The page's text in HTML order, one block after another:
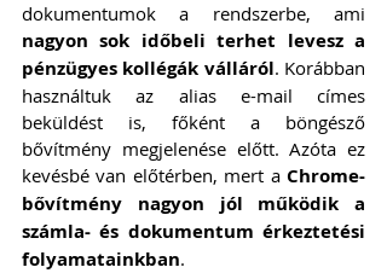
nagyon sok időbeli terhet levesz a
pénzügyes kollégák válláról. Korábban
használtuk az alias e-mail címes
beküldést is, főként a böngésző
bővítmény megjelenése előtt. Azóta ez
kevésbé van előtérben, mert a Chrome-
bővítmény nagyon jól működik a
számla- és dokumentum érkeztetési
folyamatainkban.